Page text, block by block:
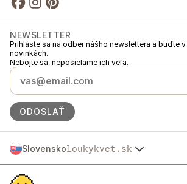
NEWSLETTER
Prihláste sa na odber nášho newslettera a buďte
novinkách.
Nebojte sa, neposielame ich veľa.
ODOSLAŤ
Slovenskoloukykvet.sk
Česko
Polska